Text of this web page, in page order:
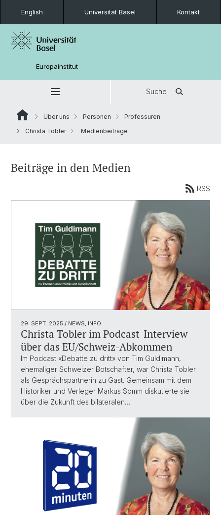
English Universität Basel Kontakt
Europainstitut
Suche
Über uns Personen
Professuren
Christa Tobler
Medienbeiträge
Beiträge in den Medien
RSS
29. SEPT. 2025 / NEWS, INFO
Christa Tobler im Podcast-Interview
über das EU/Schweiz-Abkommen
Im Podcast «Debatte zu dritt» von Tim Guldimann,
ehemaliger Schweizer Botschafter, war Christa Tobler
als Gesprächspartnerin zu Gast. Gemeinsam mit dem
Historiker und Verleger Markus Somm diskutierte sie
über die Zukunft des bilateralen…